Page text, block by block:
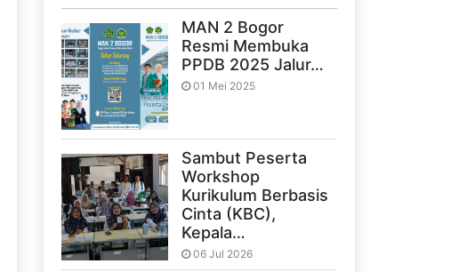
MAN 2 Bogor
Resmi Membuka
PPDB 2025 Jalur…
01 Mei 2025
Sambut Peserta
Workshop
Kurikulum Berbasis
Cinta (KBC),
Kepala…
06 Jul 2026